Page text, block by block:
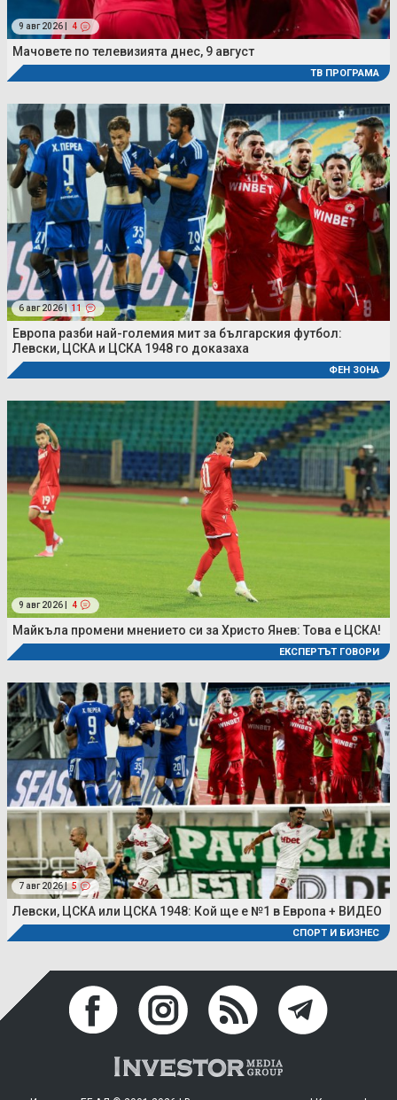
9 авг 2026 | 4
Мачовете по телевизията днес, 9 август
ТВ ПРОГРАМА
6 авг 2026 | 11
Европа разби най-големия мит за българския футбол:
Левски, ЦСКА и ЦСКА 1948 го доказаха
ФЕН ЗОНА
9 авг 2026 | 4
Майкъла промени мнението си за Христо Янев: Това е ЦСКА!
ЕКСПЕРТЪТ ГОВОРИ
7 авг 2026 | 5
Левски, ЦСКА или ЦСКА 1948: Кой ще е №1 в Европа + ВИДЕО
СПОРТ И БИЗНЕС